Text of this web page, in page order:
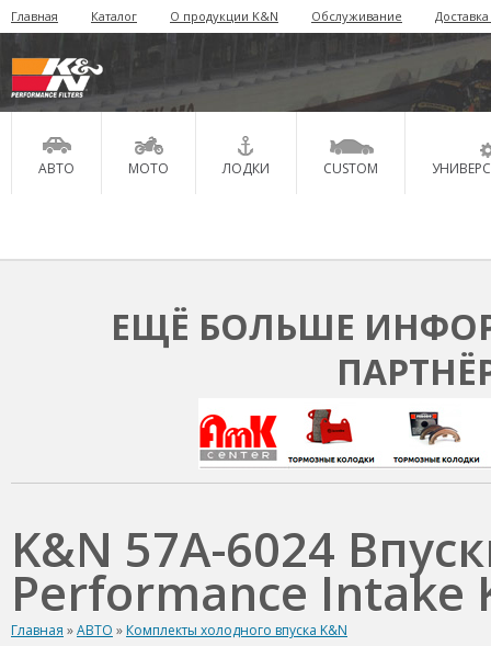
Главная Каталог О продукции K&N Обслуживание
АВТО МОТО ЛОДКИ CUSTOM
ЕЩЁ БОЛЬШЕ
K&N 57A-6024
Performance Intake
Главная »АВТО » Комплекты холодного впуска K&N